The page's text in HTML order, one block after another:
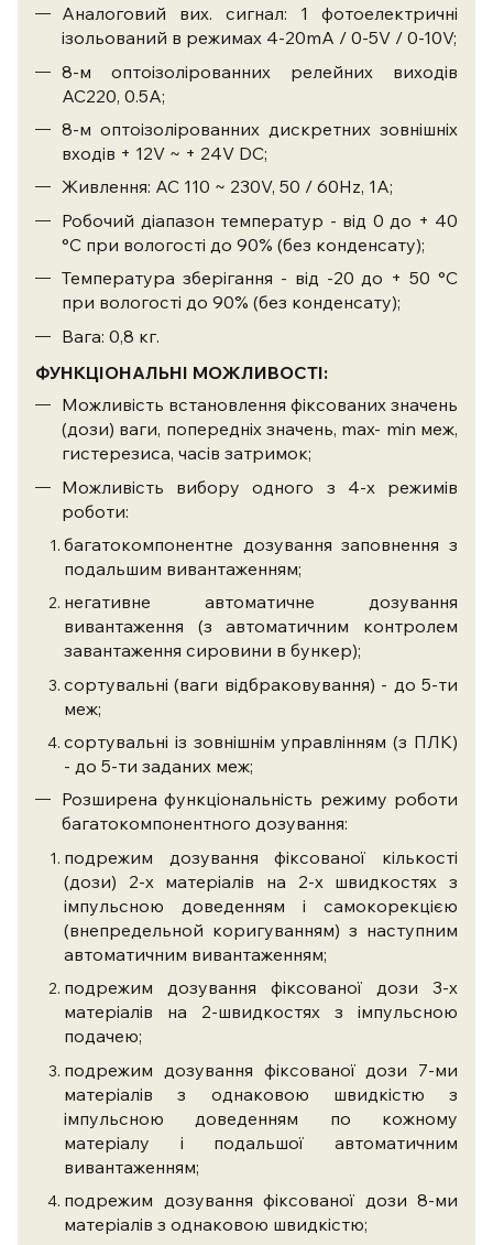
Аналоговий вих. сигнал: 1 фотоелектричні
ізольований в режимах 4-20mA / 0-5V / 0-10V;
8-м оптоізолірованних релейних виходів
AC220, 0.5A;
8-м оптоізолірованних дискретних зовнішніх
входів + 12V ~ + 24V DC;
Живлення: AC 110 ~ 230V, 50 / 60Hz, 1A;
Робочий діапазон температур - від 0 до + 40
°С при вологості до 90% (без конденсату);
Температура зберігання - від -20 до + 50 °С
при вологості до 90% (без конденсату);
Вага: 0,8 кг.
ФУНКЦІОНАЛЬНІ МОЖЛИВОСТІ:
Можливість встановлення фіксованих значень
(дози) ваги, попередніх значень, max- min меж,
гистерезиса, часів затримок;
Можливість вибору одного з 4-х режимів
роботи:
багатокомпонентне дозування заповнення з
подальшим вивантаженням;
негативне автоматичне дозування
вивантаження (з автоматичним контролем
завантаження сировини в бункер);
сортувальні (ваги відбраковування) - до 5-ти
меж;
сортувальні із зовнішнім управлінням (з ПЛК)
- до 5-ти заданих меж;
Розширена функціональність режиму роботи
багатокомпонентного дозування:
подрежим дозування фіксованої кількості
(дози) 2-х матеріалів на 2-х швидкостях з
імпульсною доведенням і самокорекцією
(внепредельной коригуванням) з наступним
автоматичним вивантаженням;
подрежим дозування фіксованої дози 3-х
матеріалів на 2-швидкостях з імпульсною
подачею;
подрежим дозування фіксованої дози 7-ми
матеріалів з однаковою швидкістю з
імпульсною доведенням по кожному
матеріалу і подальшої автоматичним
вивантаженням;
подрежим дозування фіксованої дози 8-ми
матеріалів з однаковою швидкістю;